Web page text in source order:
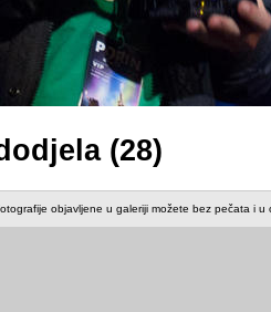
(28)
fotografije objavljene u galeriji možete bez pečata i